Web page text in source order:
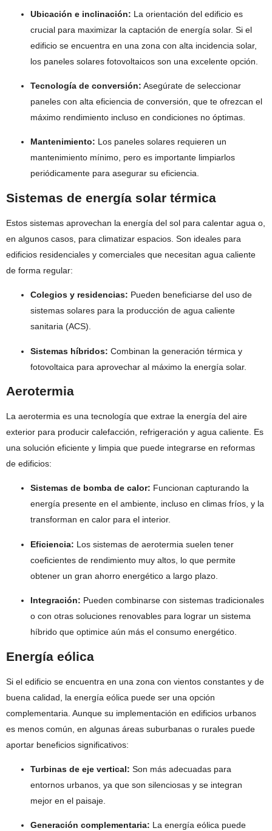
Ubicación e inclinación: La orientación del edificio es
crucial para maximizar la captación de energía solar. Si el
edificio se encuentra en una zona con alta incidencia solar,
los paneles solares fotovoltaicos son una excelente opción.
Tecnología de conversión: Asegúrate de seleccionar
paneles con alta eficiencia de conversión, que te ofrezcan el
máximo rendimiento incluso en condiciones no óptimas.
Mantenimiento: Los paneles solares requieren un
mantenimiento mínimo, pero es importante limpiarlos
periódicamente para asegurar su eficiencia.
Sistemas de energía solar térmica
Estos sistemas aprovechan la energía del sol para calentar agua o,
en algunos casos, para climatizar espacios. Son ideales para
edificios residenciales y comerciales que necesitan agua caliente
de forma regular:
Colegios y residencias: Pueden beneficiarse del uso de
sistemas solares para la producción de agua caliente
sanitaria (ACS).
Sistemas híbridos: Combinan la generación térmica y
fotovoltaica para aprovechar al máximo la energía solar.
Aerotermia
La aerotermia es una tecnología que extrae la energía del aire
exterior para producir calefacción, refrigeración y agua caliente. Es
una solución eficiente y limpia que puede integrarse en reformas
de edificios:
Sistemas de bomba de calor: Funcionan capturando la
energía presente en el ambiente, incluso en climas fríos, y la
transforman en calor para el interior.
Eficiencia: Los sistemas de aerotermia suelen tener
coeficientes de rendimiento muy altos, lo que permite
obtener un gran ahorro energético a largo plazo.
Integración: Pueden combinarse con sistemas tradicionales
o con otras soluciones renovables para lograr un sistema
híbrido que optimice aún más el consumo energético.
Energía eólica
Si el edificio se encuentra en una zona con vientos constantes y de
buena calidad, la energía eólica puede ser una opción
complementaria. Aunque su implementación en edificios urbanos
es menos común, en algunas áreas suburbanas o rurales puede
aportar beneficios significativos:
Turbinas de eje vertical: Son más adecuadas para
entornos urbanos, ya que son silenciosas y se integran
mejor en el paisaje.
Generación complementaria: La energía eólica puede